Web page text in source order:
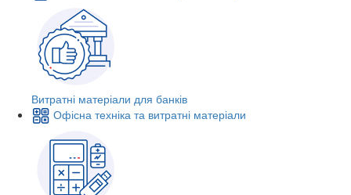
Витратні матеріали для банків
Офісна техніка та витратні матеріали